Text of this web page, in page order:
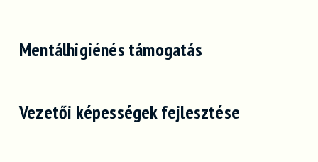
Mentálhigiénés támogatás
Vezetői képességek fejlesztése